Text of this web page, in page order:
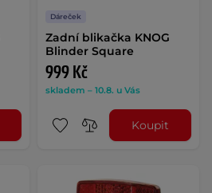
Dáreček
Zadní blikačka KNOG
Blinder Square
999 Kč
skladem – 10.8. u Vás
Koupit